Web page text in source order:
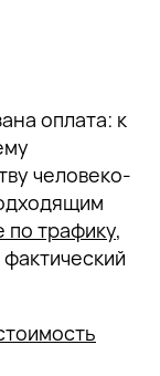
оплата: к
человеко-
трафику,